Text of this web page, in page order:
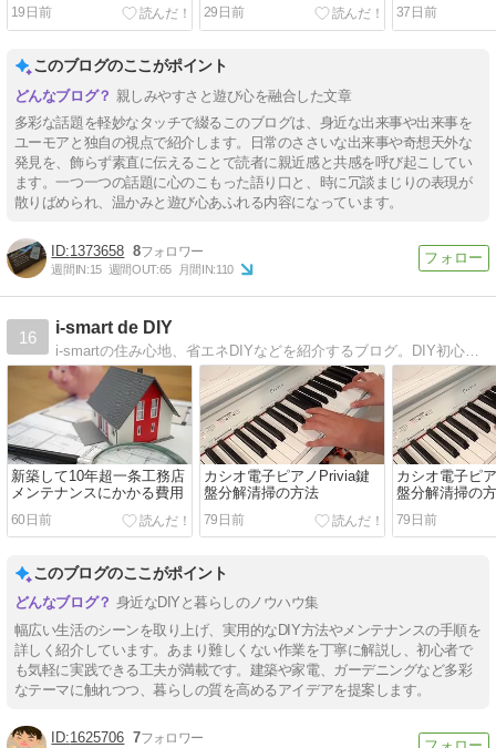
19日前
29日前
37日前
このブログのここがポイント
親しみやすさと遊び心を融合した文章
多彩な話題を軽妙なタッチで綴るこのブログは、身近な出来事や出来事を
ユーモアと独自の視点で紹介します。日常のささいな出来事や奇想天外な
発見を、飾らず素直に伝えることで読者に親近感と共感を呼び起こしてい
ます。一つ一つの話題に心のこもった語り口と、時に冗談まじりの表現が
散りばめられ、温かみと遊び心あふれる内容になっています。
1373658 8
週間IN:15 週間OUT:65 月間IN:110
16
i-smart de DIY
i-smartの住み心地、省エネDIYなどを紹介するブログ。DIY初心者が工具選びから進めていきます。
新築して10年超一条工務店
メンテナンスにかかる費用
60日前
カシオ電子ピアノPrivia鍵
盤分解清掃の方法
79日前
カシオ電子ピ
盤分解清掃の
79日前
このブログのここがポイント
身近なDIYと暮らしのノウハウ集
幅広い生活のシーンを取り上げ、実用的なDIY方法やメンテナンスの手順を
詳しく紹介しています。あまり難しくない作業を丁寧に解説し、初心者で
も気軽に実践できる工夫が満載です。建築や家電、ガーデニングなど多彩
なテーマに触れつつ、暮らしの質を高めるアイデアを提案します。
1625706 7